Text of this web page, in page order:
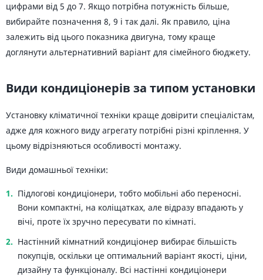
цифрами від 5 до 7. Якщо потрібна потужність більше,
вибирайте позначення 8, 9 і так далі. Як правило, ціна
залежить від цього показника двигуна, тому краще
доглянути альтернативний варіант для сімейного бюджету.
Види кондиціонерів за типом установки
Установку кліматичної техніки краще довірити спеціалістам,
адже для кожного виду агрегату потрібні різні кріплення. У
цьому відрізняються особливості монтажу.
Види домашньої техніки:
Підлогові кондиціонери, тобто мобільні або переносні.
Вони компактні, на коліщатках, але відразу впадають у
вічі, проте їх зручно пересувати по кімнаті.
Настінний кімнатний кондиціонер вибирає більшість
покупців, оскільки це оптимальний варіант якості, ціни,
дизайну та функціоналу. Всі настінні кондиціонери